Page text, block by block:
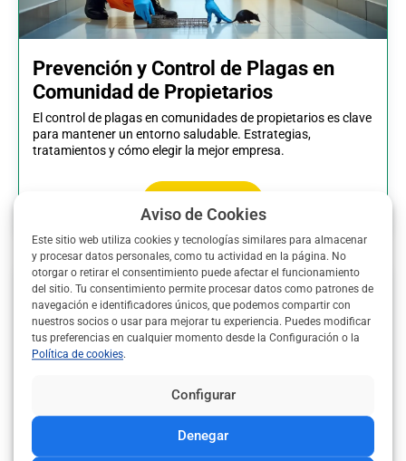
Aviso de Cookies
Este sitio web utiliza cookies y tecnologías similares para almacenar
y procesar datos personales, como tu actividad en la página. No
otorgar o retirar el consentimiento puede afectar el funcionamiento
del sitio. Tu consentimiento permite procesar datos como patrones de
navegación e identificadores únicos, que podemos compartir con
nuestros socios o usar para mejorar tu experiencia. Puedes modificar
tus preferencias en cualquier momento desde la Configuración o la
Política de cookies.
Denegar
Configurar
Prevención y Control de Plagas en
Comunidad de Propietarios
El control de plagas en comunidades de propietarios es clave
para mantener un entorno saludable. Estrategias,
tratamientos y cómo elegir la mejor empresa.